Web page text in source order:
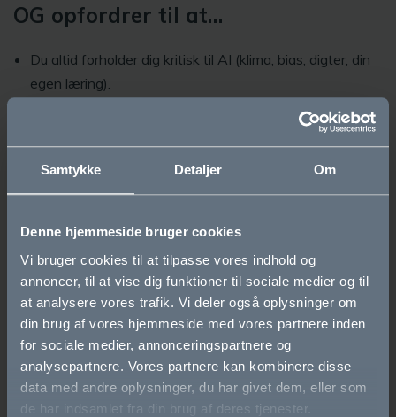
Samtykke Detaljer Om
Denne hjemmeside bruger cookies
Vi bruger cookies til at tilpasse vores indhold og
annoncer, til at vise dig funktioner til sociale medier og til
at analysere vores trafik. Vi deler også oplysninger om
din brug af vores hjemmeside med vores partnere inden
for sociale medier, annonceringspartnere og
analysepartnere. Vores partnere kan kombinere disse
data med andre oplysninger, du har givet dem, eller som
de har indsamlet fra din brug af deres tjenester.
OG opfordrer til at…
Du altid forholder dig kritisk til AI (klima, bias, digter, din
egen læring).
Du bruger kræfter på at prompte med omhu.
Du tænker over at bruge AI-værktøjer, der lever op
Du snakker med dine forældre og lærere om brugen af
Du spørger, hvis du er bange for at komme til at snyde.
Forskel på søgning og AI
Søgning:
Henviser til links, hvor man kan undersøge sagen, som
regel tydelig kildegengivelse.